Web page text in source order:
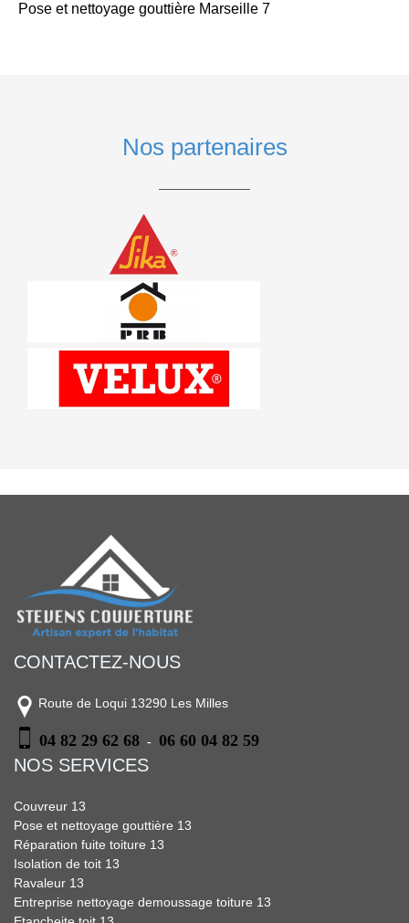
Pose et nettoyage gouttière Marseille 7
Nos partenaires
CONTACTEZ-NOUS
Route de Loqui 13290 Les Milles
04 82 29 62 68 - 06 60 04 82 59
NOS SERVICES
Couvreur 13
Pose et nettoyage gouttière 13
Réparation fuite toiture 13
Isolation de toit 13
Ravaleur 13
Entreprise nettoyage demoussage toiture 13